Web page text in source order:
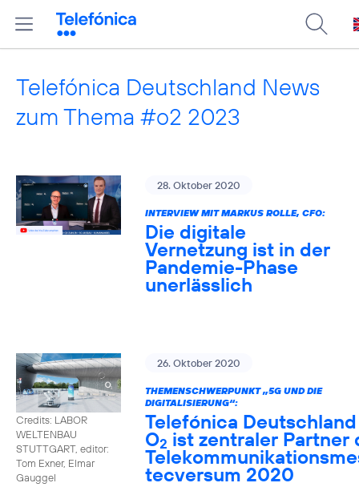
Telefónica Deutschland News
zum Thema #o2 2023
28. Oktober 2020
INTERVIEW MIT MARKUS ROLLE, CFO:
Die digitale
Vernetzung ist in der
Pandemie-Phase
unerlässlich
Credits: LABOR
WELTENBAU
STUTTGART, editor:
Tom Exner, Elmar
Gauggel
26. Oktober 2020
THEMENSCHWERPUNKT „5G UND DIE
DIGITALISIERUNG“:
Telefónica
O2 ist zentraler Partner
tecversum 2020